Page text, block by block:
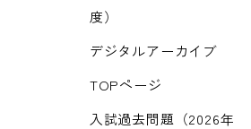
度）
デジタルアーカイブ
TOPページ
入試過去問題（2026年